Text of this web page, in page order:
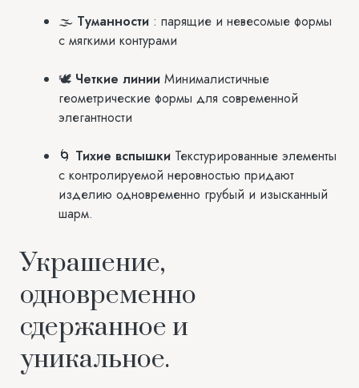
🌫️ Туманности : парящие и невесомые формы
с мягкими контурами
🕊️ Четкие линии Минималистичные
геометрические формы для современной
элегантности
🌀 Тихие вспышки Текстурированные элементы
с контролируемой неровностью придают
изделию одновременно грубый и изысканный
шарм.
Украшение,
одновременно
сдержанное и
уникальное.